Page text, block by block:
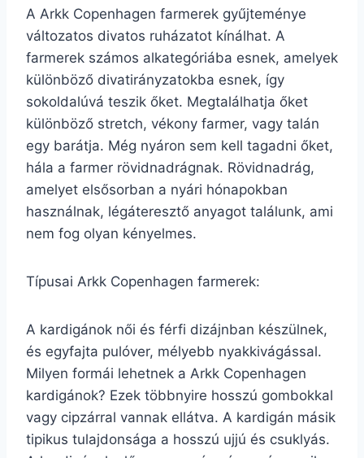
A Arkk Copenhagen farmerek gyűjteménye
változatos divatos ruházatot kínálhat. A
farmerek számos alkategóriába esnek, amelyek
különböző divatirányzatokba esnek, így
sokoldalúvá teszik őket. Megtalálhatja őket
különböző stretch, vékony farmer, vagy talán
egy barátja. Még nyáron sem kell tagadni őket,
hála a farmer rövidnadrágnak. Rövidnadrág,
amelyet elsősorban a nyári hónapokban
használnak, légáteresztő anyagot találunk, ami
nem fog olyan kényelmes.
Típusai Arkk Copenhagen farmerek:
A kardigánok női és férfi dizájnban készülnek,
és egyfajta pulóver, mélyebb nyakkivágással.
Milyen formái lehetnek a Arkk Copenhagen
kardigánok? Ezek többnyire hosszú gombokkal
vagy cipzárral vannak ellátva. A kardigán másik
tipikus tulajdonsága a hosszú ujjú és csuklyás.